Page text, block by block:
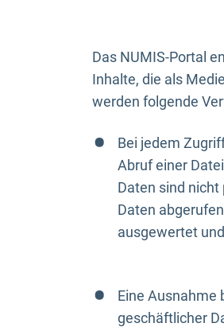
Das NUMIS-Portal
Inhalte, die als
werden folgende
Bei jedem
Abruf einer
Daten sind
Daten
ausgewertet
Eine Ausnahme
geschäftlicher